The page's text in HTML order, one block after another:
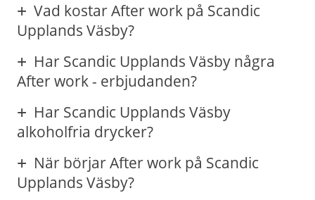
Vad kostar After work på Scandic
Upplands Väsby?
Har Scandic Upplands Väsby några
After work - erbjudanden?
Har Scandic Upplands Väsby
alkoholfria drycker?
När börjar After work på Scandic
Upplands Väsby?